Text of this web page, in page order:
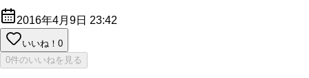
2016年4月9日 23:42
いいね！ 0
0件のいいねを見る